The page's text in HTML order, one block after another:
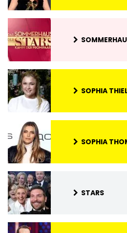
SOPHIA
SOPHIA
STARS